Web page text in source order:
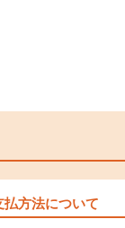
払方法について